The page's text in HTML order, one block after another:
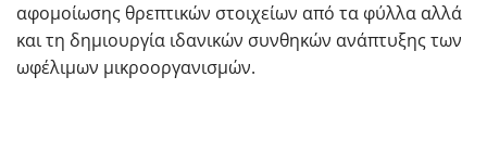
αφομοίωσης θρεπτικών στοιχείων από τα φύλλα αλλά
και τη δημιουργία ιδανικών συνθηκών ανάπτυξης των
ωφέλιμων μικροοργανισμών.